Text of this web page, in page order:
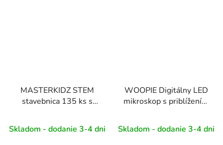
MASTERKIDZ STEM
stavebnica 135 ks s
ks.
Skladom - dodanie 3-4 dni
WOOPIE Digitálny LED
mikroskop s priblížením
adaptérom pre smartfón
Skladom - dodanie 3-4 dni